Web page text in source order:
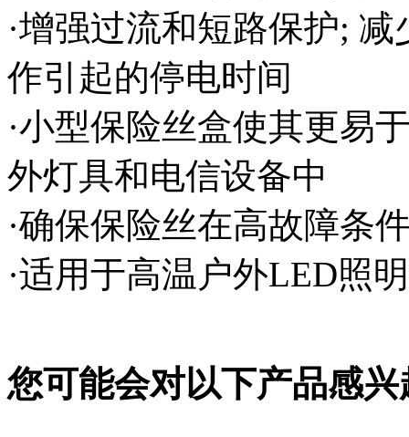
·增强过流和短路保护;
作引起的停电时间
·小型保险丝盒使其更易
外灯具和电信设备中
·确保保险丝在高故障条
·适用于高温户外LED照
您可能会对以下产品感兴